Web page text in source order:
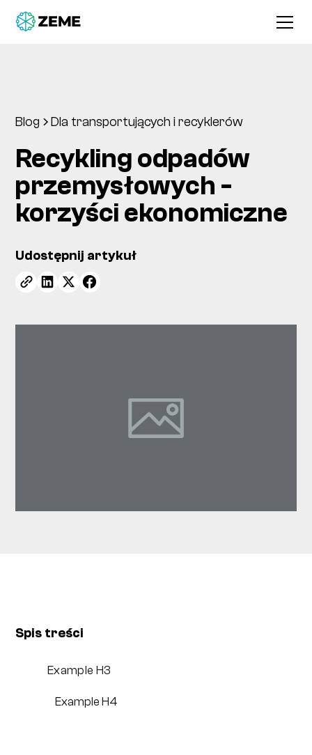
Blog Dla transportujących i recyklerów
Recykling odpadów
przemysłowych -
korzyści ekonomiczne
Udostępnij artykuł
Spis treści
Example H3
Example H4